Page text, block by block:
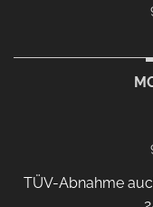
TÜV-Abnahme